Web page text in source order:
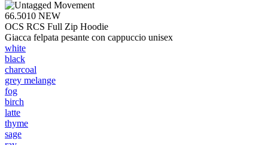
66.5010 NEW
OCS RCS Full Zip Hoodie
Giacca felpata pesante con cappuccio unisex
white
black
charcoal
grey melange
fog
birch
latte
thyme
sage